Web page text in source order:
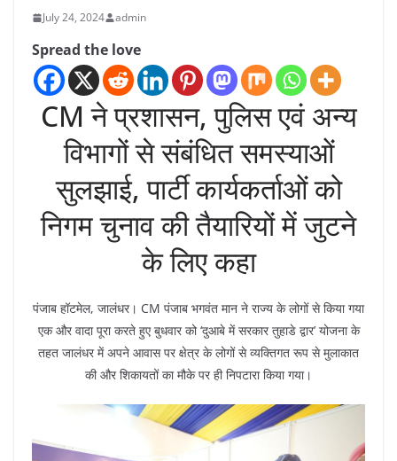
July 24, 2024 admin
Spread the love
CM ने प्रशासन, पुलिस एवं अन्य
विभागों से संबंधित समस्याओं
सुलझाई, पार्टी कार्यकर्ताओं को
निगम चुनाव की तैयारियों में जुटने
के लिए कहा
पंजाब हॉटमेल, जालंधर। CM पंजाब भगवंत मान ने राज्य के लोगों से किया गया
एक और वादा पूरा करते हुए बुधवार को ‘दुआबे में सरकार तुहाडे द्वार’ योजना के
तहत जालंधर में अपने आवास पर क्षेत्र के लोगों से व्यक्तिगत रूप से मुलाकात
की और शिकायतों का मौके पर ही निपटारा किया गया।